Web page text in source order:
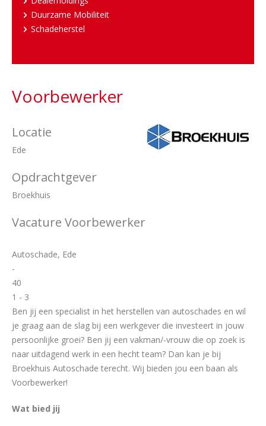
Duurzame Mobiliteit
Schadeherstel
Voorbewerker
Locatie
Ede
Opdrachtgever
Broekhuis
Vacature Voorbewerker
Autoschade, Ede
-
40
1 - 3
Ben jij een specialist in het herstellen van autoschades en wil
je graag aan de slag bij een werkgever die investeert in jouw
persoonlijke groei? Ben jij een vakman/-vrouw die op zoek is
naar uitdagend werk in een hecht team? Dan kan je bij
Broekhuis Autoschade terecht. Wij bieden jou een baan als
Voorbewerker!
Wat bied jij